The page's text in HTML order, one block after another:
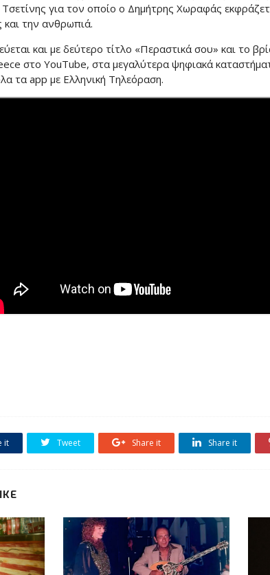
για τον οποίο ο Δημήτρης Χωραφάς
την ανθρωπιά.
και με δεύτερο τίτλο «Περαστικά σου» και το
στο YouTube, στα μεγαλύτερα ψηφιακά
τα app με Ελληνική Τηλεόραση.
it Tweet Share it Share it